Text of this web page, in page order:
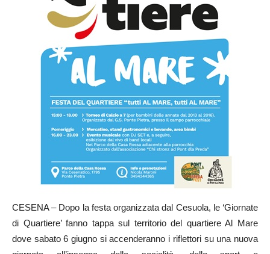
CESENA – Dopo la festa organizzata dal Cesuola, le ‘Giornate
di Quartiere’ fanno tappa sul territorio del quartiere Al Mare
dove sabato 6 giugno si accenderanno i riflettori su una nuova